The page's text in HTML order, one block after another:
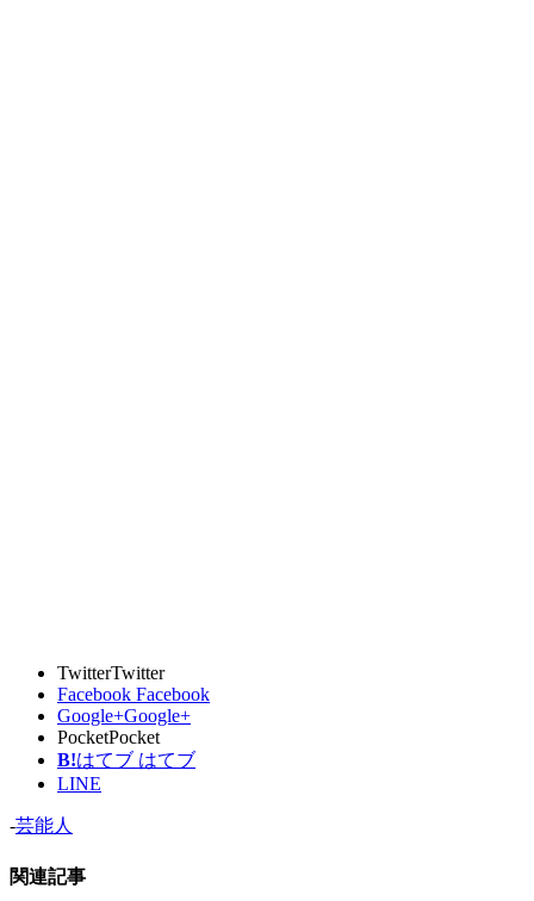
TwitterTwitter
Facebook Facebook
Google+Google+
PocketPocket
B!はてブ はてブ
LINE
-芸能人
関連記事